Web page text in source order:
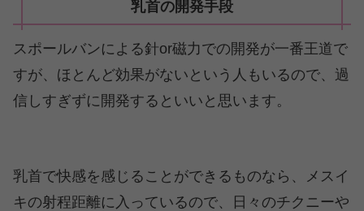
乳首の開発手段
スポールバンによる針or磁力での開発が一番王道で
すが、ほとんど効果がないという人もいるので、過
信しすぎずに開発するといいと思います。
乳首で快感を感じることができるものなら、メスイ
キの射程距離に入っているので、日々のチクニーや